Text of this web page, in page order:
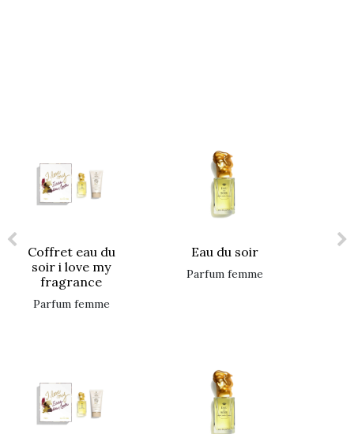
coffret eau du
soir i love my
fragrance
parfum femme
eau du soir
parfum femme